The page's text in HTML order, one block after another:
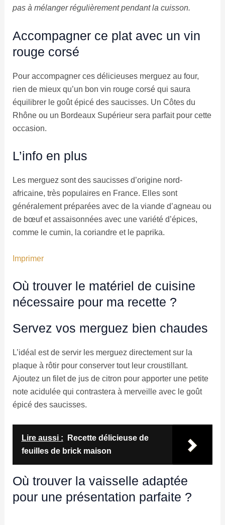
pas à mélanger régulièrement pendant la cuisson.
Accompagner ce plat avec un vin
rouge corsé
Pour accompagner ces délicieuses merguez au four,
rien de mieux qu’un bon vin rouge corsé qui saura
équilibrer le goût épicé des saucisses. Un Côtes du
Rhône ou un Bordeaux Supérieur sera parfait pour cette
occasion.
L’info en plus
Les merguez sont des saucisses d’origine nord-
africaine, très populaires en France. Elles sont
généralement préparées avec de la viande d’agneau ou
de bœuf et assaisonnées avec une variété d’épices,
comme le cumin, la coriandre et le paprika.
Imprimer
Où trouver le matériel de cuisine
nécessaire pour ma recette ?
Servez vos merguez bien chaudes
L’idéal est de servir les merguez directement sur la
plaque à rôtir pour conserver tout leur croustillant.
Ajoutez un filet de jus de citron pour apporter une petite
note acidulée qui contrastera à merveille avec le goût
épicé des saucisses.
Lire aussi :
Recette délicieuse de
feuilles de brick maison
Où trouver la vaisselle adaptée
pour une présentation parfaite ?